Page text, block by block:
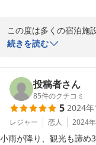
次の湯布院旅行もまた
この度は多くの宿泊施
に有難うございます。
れしく思います。
食事もお口に合った様
またhananina様にお会
湯布院にいらした際は
それではスタッフ一同
ます。
続きを読む
投稿者さん
85件のクチコミ
5 2024年
レジャー 恋人 2024
小雨が降り、観光も諦め